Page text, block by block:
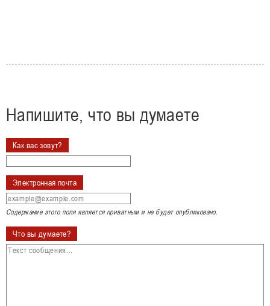
Напишите, что вы думаете
Как вас зовут?
Электронная почта
Содержание этого поля является приватным и не будет опубликовано.
Что вы думаете?